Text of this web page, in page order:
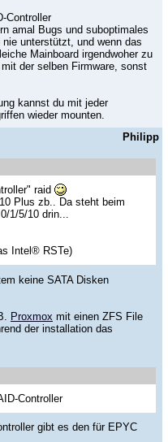
Controller
amal Bugs und suboptimales
unterstützt, und wenn das
Mainboard irgendwoher zu
der selben Firmware, sonst
kannst du mit jeder
wieder mounten.
Philipp
raid
Plus zb.. Da steht beim
1/5/10 drin...
Intel® RSTe)
keine SATA Disken
Proxmox mit einen ZFS File
der installation das
Controller
gibt es den für EPYC